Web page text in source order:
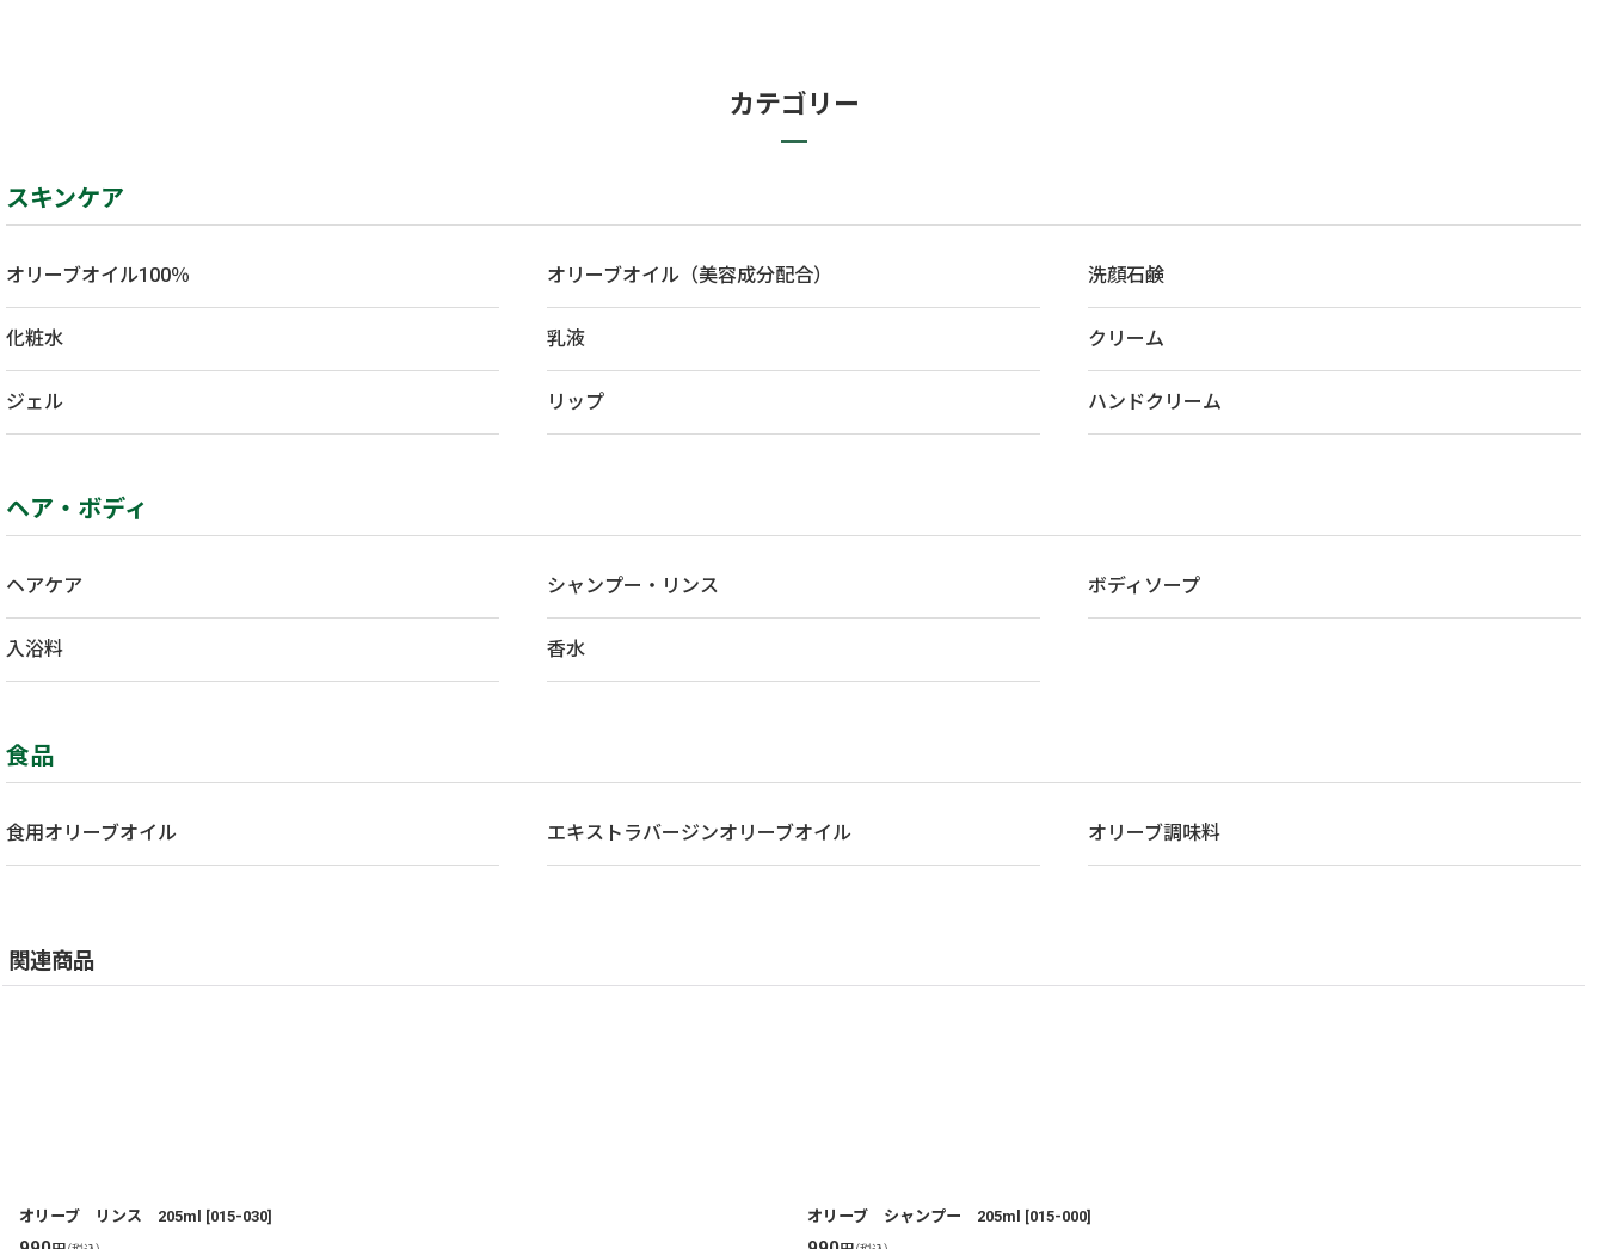
カテゴリー
スキンケア
オリーブオイル100％ オリーブオイル（美容成分配合） 洗顔石鹸
化粧水 乳液 クリーム
ジェル リップ ハンドクリーム
ヘア・ボディ
ヘアケア シャンプー・リンス ボディソープ
入浴料 香水
食品
食用オリーブオイル エキストラバージンオリーブオイル オリーブ調味料
関連商品
オリーブ リンス 205ml [015-030] オリーブ シャンプー 205ml [015-000]